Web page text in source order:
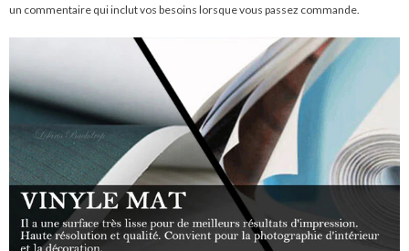
un commentaire qui inclut vos besoins lorsque vous passez commande.